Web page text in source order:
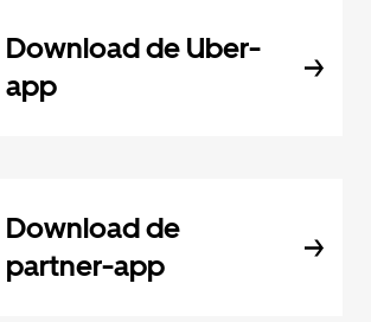
Download de Uber-
app
Download de
partner-app